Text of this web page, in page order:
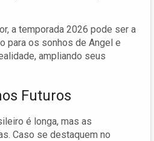
a temporada 2026 pode ser a
para os sonhos de Angel e
ampliando seus
Futuros
é longa, mas as
Caso se destaquem no